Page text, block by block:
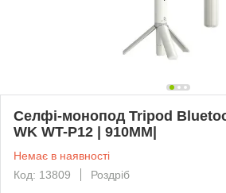
Селфі-монопод Tripod
WK WT-P12 | 910MM|
Немає в наявності
Код: 13809
Роздріб